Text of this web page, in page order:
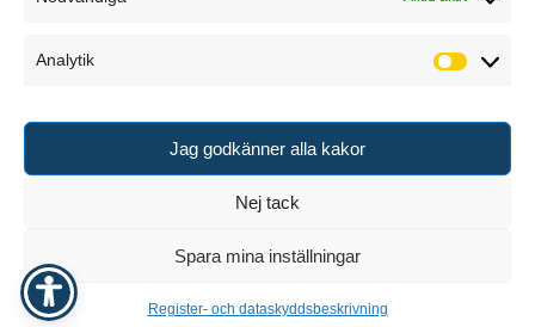
Analytik
Analytik
Jag godkänner alla kakor
Nej tack
Spara mina inställningar
Register- och dataskyddsbeskrivning